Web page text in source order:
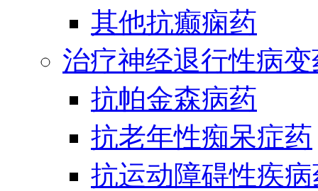
其他抗癫痫药
治疗神经退行性病
抗帕金森病药
抗老年性痴呆症药
抗运动障碍性疾